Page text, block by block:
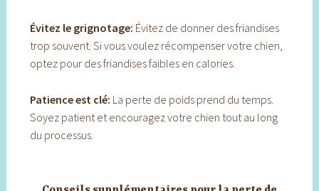
Évitez le grignotage: Évitez de donner des friandises
trop souvent. Si vous voulez récompenser votre chien,
optez pour des friandises faibles en calories.
Patience est clé: La perte de poids prend du temps.
Soyez patient et encouragez votre chien tout au long
du processus.